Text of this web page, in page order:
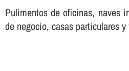
Pulimentos de oficinas, naves
de negocio, casas particulares y